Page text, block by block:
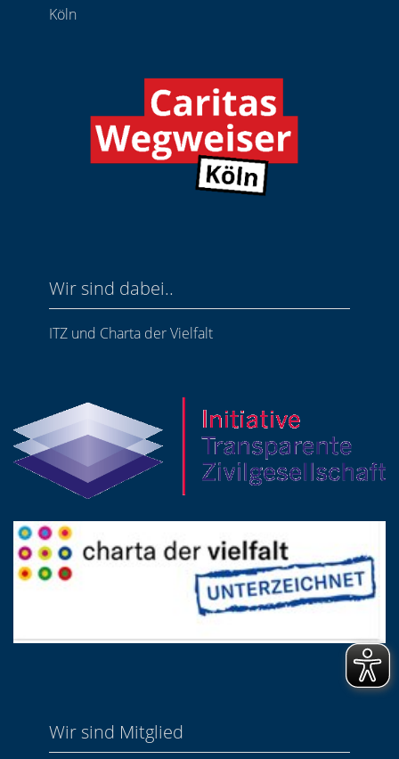
Köln
Wir sind dabei..
ITZ und Charta der Vielfalt
Wir sind Mitglied